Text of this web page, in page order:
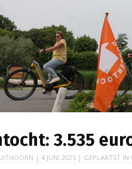
3.535
|4 JUNI 2025 | GEPLAATST IN